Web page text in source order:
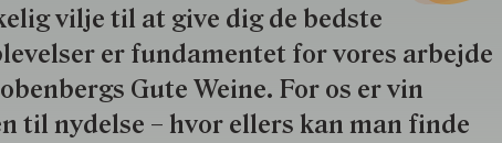
vilje til at give dig de bedste
er fundamentet for vores arbejde
Gute Weine. For os er vin
til nydelse – hvor ellers kan man finde